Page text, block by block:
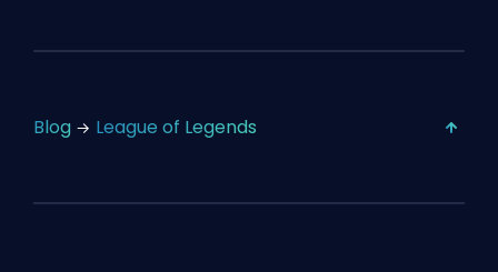
Blog League of Legends